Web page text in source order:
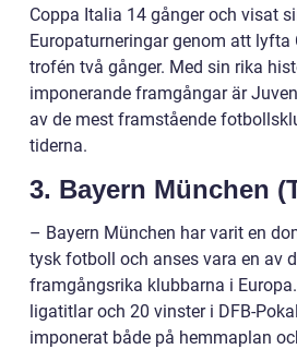
Coppa Italia 14 gånger och visat
Europaturneringar genom att lyfta
trofén två gånger. Med sin rika
imponerande framgångar är
av de mest framstående
tiderna.
3. Bayern München
– Bayern München har varit en
tysk fotboll och anses vara en av
framgångsrika klubbarna i
ligatitlar och 20 vinster i DFB-
imponerat både på hemmaplan